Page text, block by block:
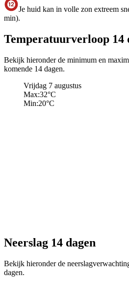
Je huid kan in volle zon extreem
min).
Temperatuurverloop 14
Bekijk hieronder de minimum en
komende 14 dagen.
Vrijdag 7 augustus
Max:32°C
Min:20°C
Neerslag 14 dagen
Bekijk hieronder de
dagen.